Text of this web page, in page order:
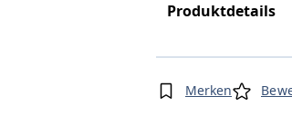
Produktdetails
Merken